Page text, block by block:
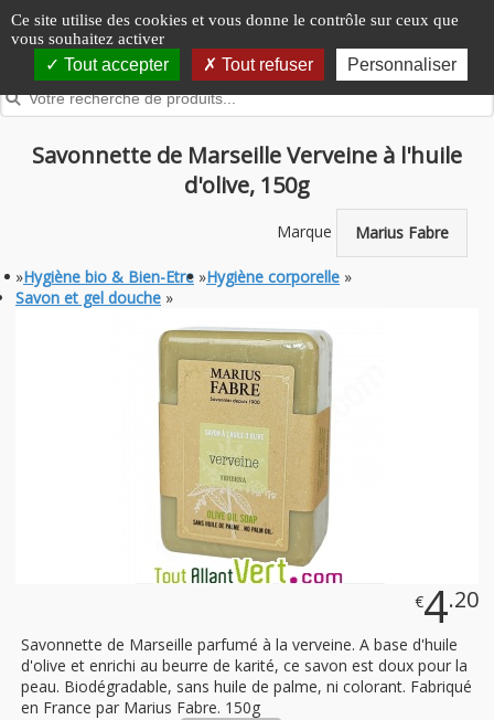
Panneau de gestion des cookies
Ce site utilise des cookies et vous donne le contrôle sur ceux que
vous souhaitez activer
Tout accepter Tout refuser Personnaliser
Savonnette de Marseille Verveine à l'huile
d'olive, 150g
Marque Marius Fabre
»Hygiène bio & Bien-Etre »Hygiène corporelle »
Savon et gel douche »
€4.20
Savonnette de Marseille parfumé à la verveine. A base d'huile
d'olive et enrichi au beurre de karité, ce savon est doux pour la
peau. Biodégradable, sans huile de palme, ni colorant. Fabriqué
en France par Marius Fabre. 150g